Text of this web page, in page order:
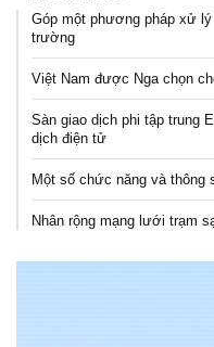
Góp một phương pháp xử
trường
Việt Nam được Nga chọn
Sàn giao dịch phi tập trung
dịch điện tử
Một số chức năng và thông
Nhân rộng mạng lưới trạm